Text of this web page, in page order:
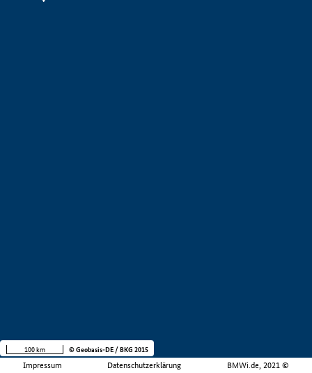
Impressum Datenschutzerklärung BMWi.de, 2021 ©
100 km © Geobasis-DE / BKG 2015